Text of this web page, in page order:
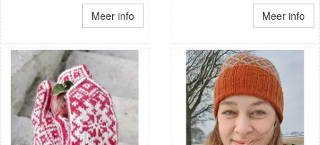
Meer info Meer info